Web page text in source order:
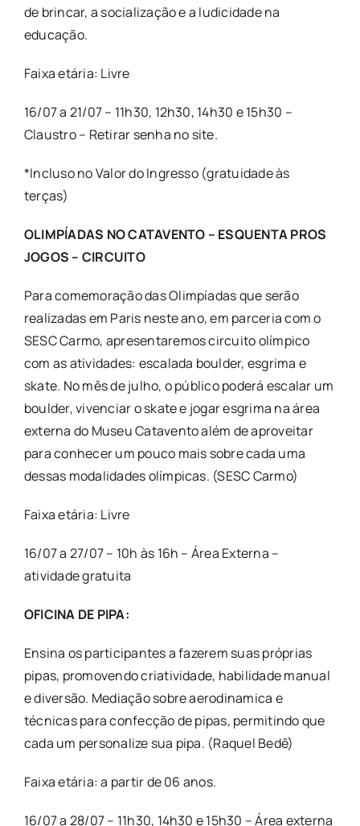
de brincar, a socialização e a ludicidade na
educação.
Faixa etária: Livre
16/07 a 21/07 – 11h30, 12h30, 14h30 e 15h30 –
Claustro – Retirar senha no site.
*Incluso no Valor do Ingresso (gratuidade às
terças)
OLIMPÍADAS NO CATAVENTO – ESQUENTA PROS
JOGOS – CIRCUITO
Para comemoração das Olimpíadas que serão
realizadas em Paris neste ano, em parceria com o
SESC Carmo, apresentaremos circuito olímpico
com as atividades: escalada boulder, esgrima e
skate. No mês de julho, o público poderá escalar um
boulder, vivenciar o skate e jogar esgrima na área
externa do Museu Catavento além de aproveitar
para conhecer um pouco mais sobre cada uma
dessas modalidades olímpicas. (SESC Carmo)
Faixa etária: Livre
16/07 a 27/07 – 10h às 16h – Área Externa –
atividade gratuita
OFICINA DE PIPA:
Ensina os participantes a fazerem suas próprias
pipas, promovendo criatividade, habilidade manual
e diversão. Mediação sobre aerodinamica e
técnicas para confecção de pipas, permitindo que
cada um personalize sua pipa. (Raquel Bedê)
Faixa etária: a partir de 06 anos.
16/07 a 28/07 – 11h30, 14h30 e 15h30 – Área externa